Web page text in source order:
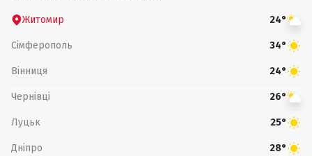
Житомир 24°
Сімферополь 34°
Вінниця 24°
Чернівці 26°
Луцьк 25°
Дніпро 28°